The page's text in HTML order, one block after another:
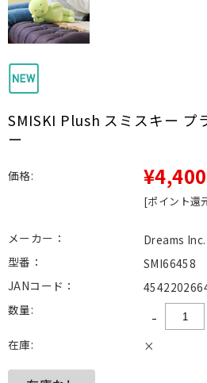
SMISKI Plush スミスキー プ
ー
価格: ¥4,400
[ポイント還
メーカー：
Dreams Inc.
型番：
SMI66458
JANコード：
数量:
-
在庫:
×